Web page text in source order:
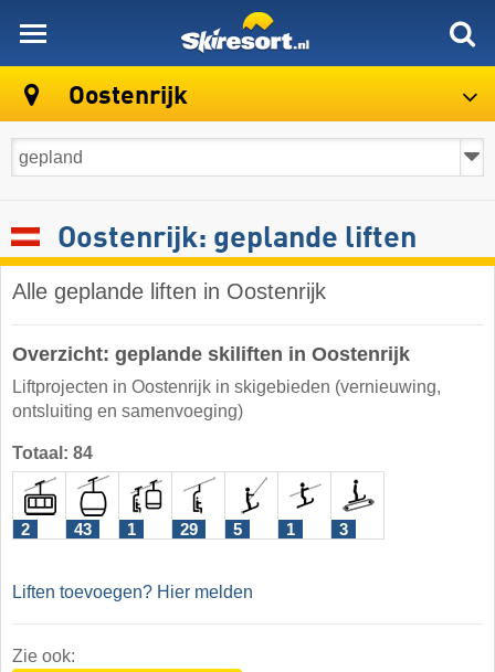
Oostenrijk
Oostenrijk: geplande liften
Alle geplande liften in Oostenrijk
Overzicht: geplande skiliften in Oostenrijk
Liftprojecten in Oostenrijk in skigebieden (vernieuwing,
ontsluiting en samenvoeging)
Totaal: 84
2 43 1 29 5 1 3
Liften toevoegen? Hier melden
Zie ook: